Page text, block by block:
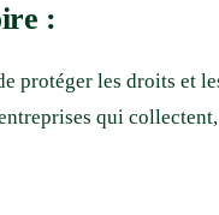
:
protéger les droits et
qui